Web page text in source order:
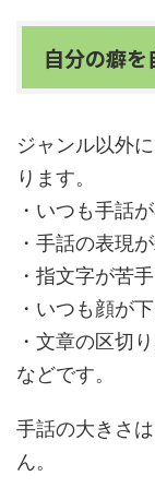
自分の癖を
ジャンル以外
ります。
・いつも手話
・手話の表現
・指文字が苦手
・いつも顔が
・文章の区切
などです。
手話の大きさ
ん。